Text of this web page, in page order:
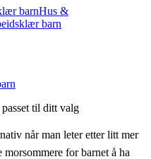
barnHus &
barn
til ditt valg
når man leter etter litt mer
for barnet å ha